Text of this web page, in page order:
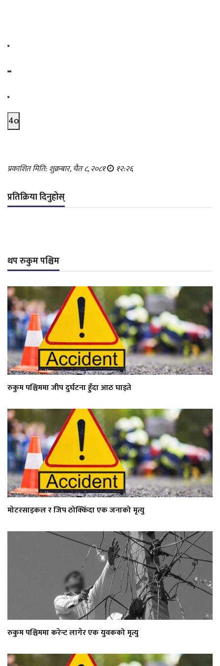
4o
प्रकाशित मिति: शुक्रबार, चैत ८, २०८१ १२:२६
प्रतिक्रिया दिनुहोस्
थप रुकुम पश्चिम
रुकुम पश्चिममा जीप दुर्घटना हुँदा आठ घाइते
मोटरसाइकल र जिप ठोक्किँदा एक जनाको मृत्यु
रुकुम पश्चिममा करेन्ट लागेर एक युवकको मृत्यु